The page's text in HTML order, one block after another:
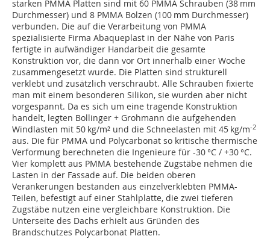
starken PMMA Platten sind mit 60 PMMA Schrauben (38 mm
Durchmesser) und 8 PMMA Bolzen (100 mm Durchmesser)
verbunden. Die auf die Verarbeitung von PMMA
spezialisierte Firma Abaqueplast in der Nähe von Paris
fertigte in aufwändiger Handarbeit die gesamte
Konstruktion vor, die dann vor Ort innerhalb einer Woche
zusammengesetzt wurde. Die Platten sind strukturell
verklebt und zusätzlich verschraubt. Alle Schrauben fixierte
man mit einem besonderen Silikon, sie wurden aber nicht
vorgespannt. Da es sich um eine tragende Konstruktion
handelt, legten Bollinger + Grohmann die aufgehenden
Windlasten mit 50 kg/m² und die Schneelasten mit 45 kg/m-2
aus. Die für PMMA und Polycarbonat so kritische thermische
Verformung berechneten die Ingenieure für -30 °C / +30 °C.
Vier komplett aus PMMA bestehende Zugstäbe nehmen die
Lasten in der Fassade auf. Die beiden oberen
Verankerungen bestanden aus einzelverklebten PMMA-
Teilen, befestigt auf einer Stahlplatte, die zwei tieferen
Zugstäbe nutzen eine vergleichbare Konstruktion. Die
Unterseite des Dachs erhielt aus Gründen des
Brandschutzes Polycarbonat Platten.